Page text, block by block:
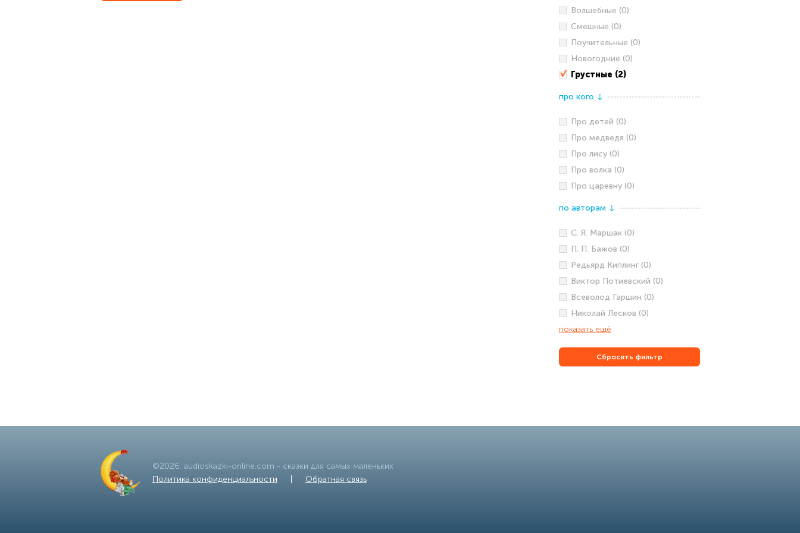
Волшебные (0)
Смешные (0)
Поучительные (0)
Новогодние (0)
Грустные (2)
про кого ↓
Про детей (0)
Про медведя (0)
Про лису (0)
Про волка (0)
Про царевну (0)
по авторам ↓
С. Я. Маршак (0)
П. П. Бажов (0)
Редьярд Киплинг (0)
Виктор Потиевский (0)
Всеволод Гаршин (0)
Николай Лесков (0)
показать ещё
Сбросить фильтр
©2026. audioskazki-online.com - сказки для самых маленьких
Политика конфиденциальности
Обратная связь